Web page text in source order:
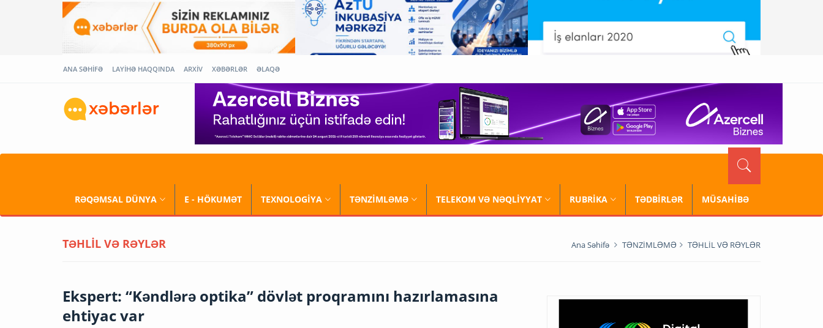
ANA SƏHİFƏ LAYİHƏ HAQQINDA ARXİV XƏBƏRLƏR ƏLAQƏ
RƏQƏMSAL DÜNYA E - HÖKUMƏT TEXNOLOGİYA TƏNZİMLƏMƏ TELEKOM VƏ NƏQLİYYAT RUBRİKA TƏDBİRLƏR MÜSAHİBƏ
TƏHLİL VƏ RƏYLƏR Ana Səhifə TƏNZİMLƏMƏ TƏHLİL VƏ RƏYLƏR
Ekspert: “Kəndlərə optika” dövlət proqramını hazırlamasına
ehtiyac var